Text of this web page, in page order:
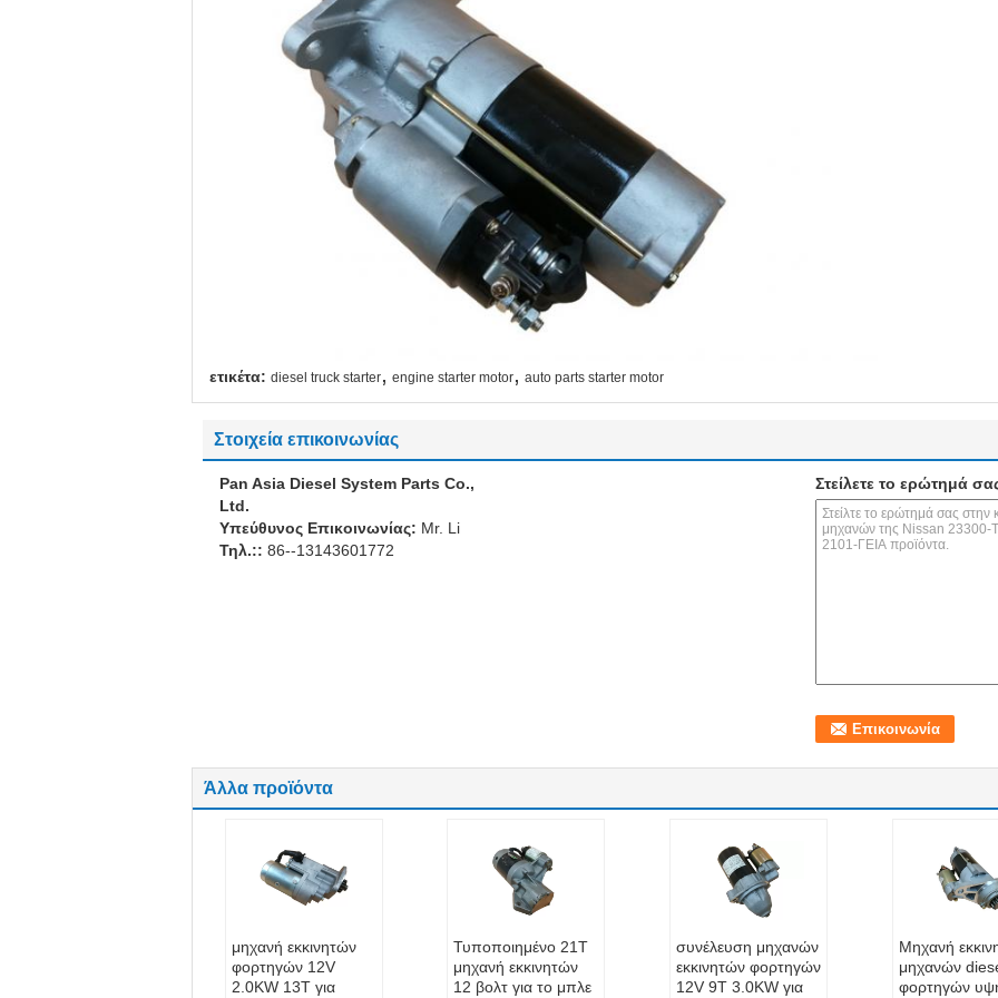
ετικέτα: diesel truck starter, engine starter motor, auto parts starter motor
Στοιχεία επικοινωνίας
Pan Asia Diesel System Parts Co.,
Ltd.
Υπεύθυνος Επικοινωνίας: Mr. Li
Τηλ.:: 86--13143601772
Στείλετε το ερώτημά
Άλλα προϊόντα
μηχανή εκκινητών
φορτηγών 12V
2.0KW 13T για
Τυποποιημένο 21T
μηχανή εκκινητών
12 βολτ για το μπλε
συνέλευση μηχανών
εκκινητών φορτηγών
12V 9T 3.0KW για
Μηχανή
μηχανών
φορτηγών